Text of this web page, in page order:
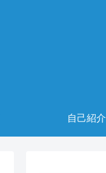
自己紹介